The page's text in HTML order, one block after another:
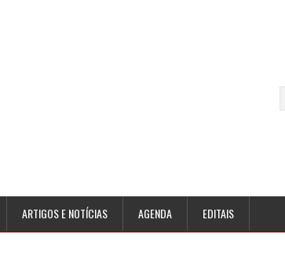
ARTIGOS E NOTÍCIAS AGENDA EDITAIS